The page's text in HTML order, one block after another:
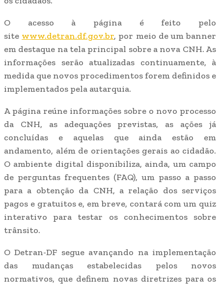
O acesso à página é feito pelo
site www.detran.df.gov.br, por meio de um banner
em destaque na tela principal sobre a nova CNH. As
informações serão atualizadas continuamente, à
medida que novos procedimentos forem definidos e
implementados pela autarquia.
A página reúne informações sobre o novo processo
da CNH, as adequações previstas, as ações já
concluídas e aquelas que ainda estão em
andamento, além de orientações gerais ao cidadão.
O ambiente digital disponibiliza, ainda, um campo
de perguntas frequentes (FAQ), um passo a passo
para a obtenção da CNH, a relação dos serviços
pagos e gratuitos e, em breve, contará com um quiz
interativo para testar os conhecimentos sobre
trânsito.
O Detran-DF segue avançando na implementação
das mudanças estabelecidas pelos novos
normativos, que definem novas diretrizes para os